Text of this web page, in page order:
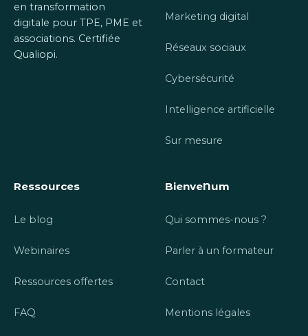
en transformation
digitale pour TPE, PME et
associations. Certifiée
Qualiopi.
Marketing digital
Réseaux sociaux
Cybersécurité
Intelligence artificielle
Sur mesure
Ressources
Le blog
Webinaires
Ressources offertes
FAQ
BienveNum
Qui sommes-nous ?
Parler à un formateur
Contact
Mentions légales